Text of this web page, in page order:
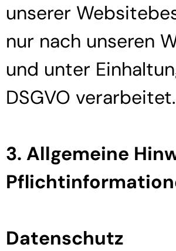
unserer
nur nach unseren
und unter
DSGVO verarbeitet.
3. Allgemeine
Datenschutz